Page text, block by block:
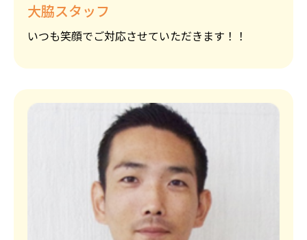
大脇スタッフ
いつも笑顔でご対応させていただきます！！